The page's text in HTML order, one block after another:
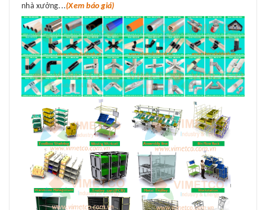
nhà xưởng...(Xem báo giá)